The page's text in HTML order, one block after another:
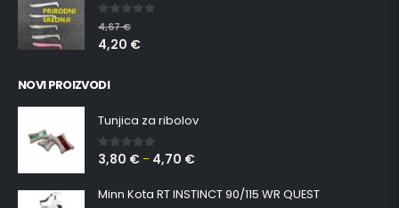
0out of 5
4,67 €
4,20€
0out of 5
3,80€–4,70
Minn Kota RT INSTINCT 90/115 WR QUEST